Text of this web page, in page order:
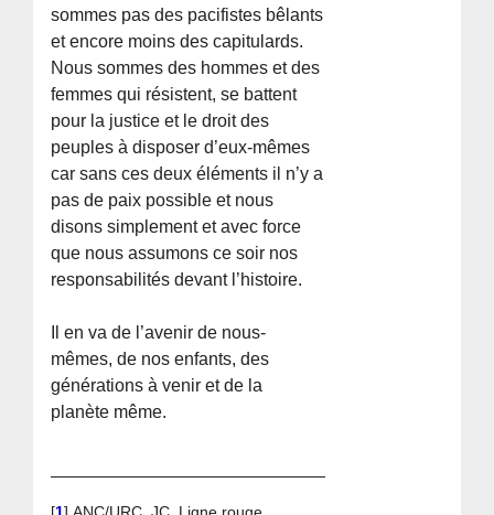
sommes pas des pacifistes bêlants
et encore moins des capitulards.
Nous sommes des hommes et des
femmes qui résistent, se battent
pour la justice et le droit des
peuples à disposer d’eux-mêmes
car sans ces deux éléments il n’y a
pas de paix possible et nous
disons simplement et avec force
que nous assumons ce soir nos
responsabilités devant l’histoire.
Il en va de l’avenir de nous-
mêmes, de nos enfants, des
générations à venir et de la
planète même.